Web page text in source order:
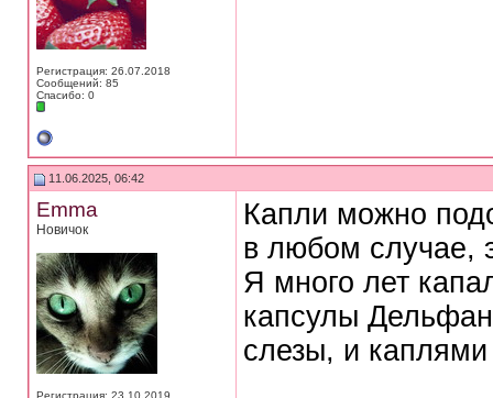
Регистрация: 26.07.2018
Сообщений: 85
Спасибо: 0
11.06.2025, 06:42
Emma
Новичок
Регистрация: 23.10.2019
Капли можно
в любом случае,
Я много лет
капсулы
слезы, и каплями